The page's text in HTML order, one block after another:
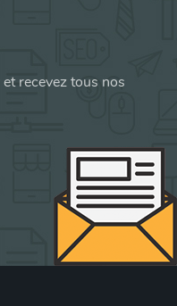
recevez tous nos